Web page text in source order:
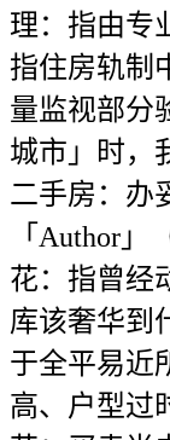
理：指由专
指住房轨制
量监视部分
城市」时，
二手房：办
「Author
花：指曾经
库该奢华到
于全平易近
高、户型过